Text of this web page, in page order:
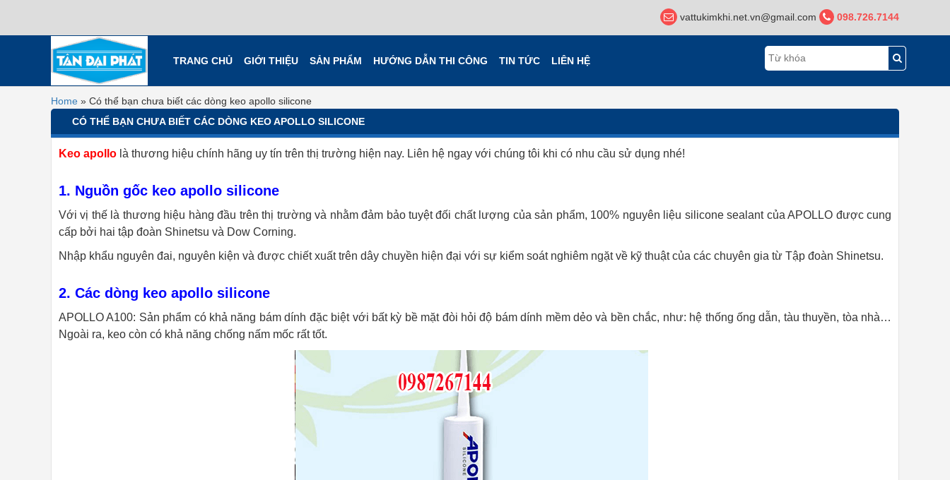
vattukimkhi.net.vn@gmail.com 098.726.7144
TRANG CHỦ GIỚI THIỆU SẢN PHẨM HƯỚNG DẪN THI CÔNG TIN TỨC LIÊN HỆ
Home » Có thể bạn chưa biết các dòng keo apollo silicone
CÓ THỂ BẠN CHƯA BIẾT CÁC DÒNG KEO APOLLO SILICONE
Keo apollo là thương hiệu chính hãng uy tín trên thị trường hiện nay. Liên hệ ngay với chúng tôi khi có nhu cầu sử dụng nhé!
1. Nguồn gốc keo apollo silicone
Với vị thế là thương hiệu hàng đầu trên thị trường và nhằm đảm bảo tuyệt đối chất lượng của sản phẩm, 100% nguyên liệu silicone sealant của APOLLO được cung
cấp bởi hai tập đoàn Shinetsu và Dow Corning.
Nhập khẩu nguyên đai, nguyên kiện và được chiết xuất trên dây chuyền hiện đại với sự kiểm soát nghiêm ngặt về kỹ thuật của các chuyên gia từ Tập đoàn Shinetsu.
2. Các dòng keo apollo silicone
APOLLO A100: Sản phẩm có khả năng bám dính đặc biệt với bất kỳ bề mặt đòi hỏi độ bám dính mềm dẻo và bền chắc, như: hệ thống ống dẫn, tàu thuyền, tòa nhà…
Ngoài ra, keo còn có khả năng chống nấm mốc rất tốt.